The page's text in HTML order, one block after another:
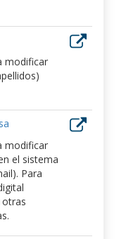
modificar
modificar
el sistema
Para